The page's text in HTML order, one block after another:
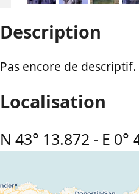
Description
Pas encore de descriptif.
Localisation
N 43° 13.872 - E 0°